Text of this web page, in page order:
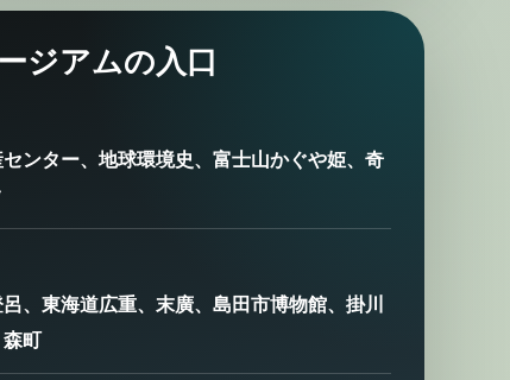
ジアムの入口
ンター、地球環境史、富士山かぐや姫、奇
、東海道広重、末廣、島田市博物館、掛川
町